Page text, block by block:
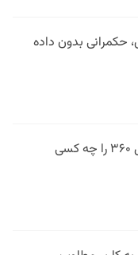
بدون داده
فیلتر در وقت اضافه؛ فوتبال ۳۶۰ را چه کسی